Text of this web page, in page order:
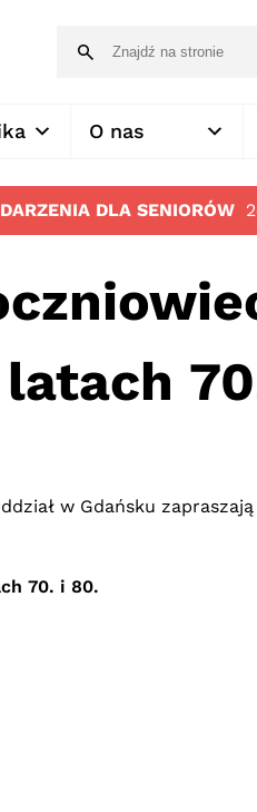
O nas
DLA SENIORÓW
w Gdańsku
70. i 80.